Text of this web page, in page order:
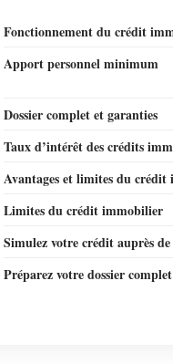
Fonctionnement du crédit
Apport personnel minimum
Dossier complet et garanties
Taux d’intérêt des crédits
Avantages et limites du
Limites du crédit immobilier
Simulez votre crédit auprès
Préparez votre dossier complet